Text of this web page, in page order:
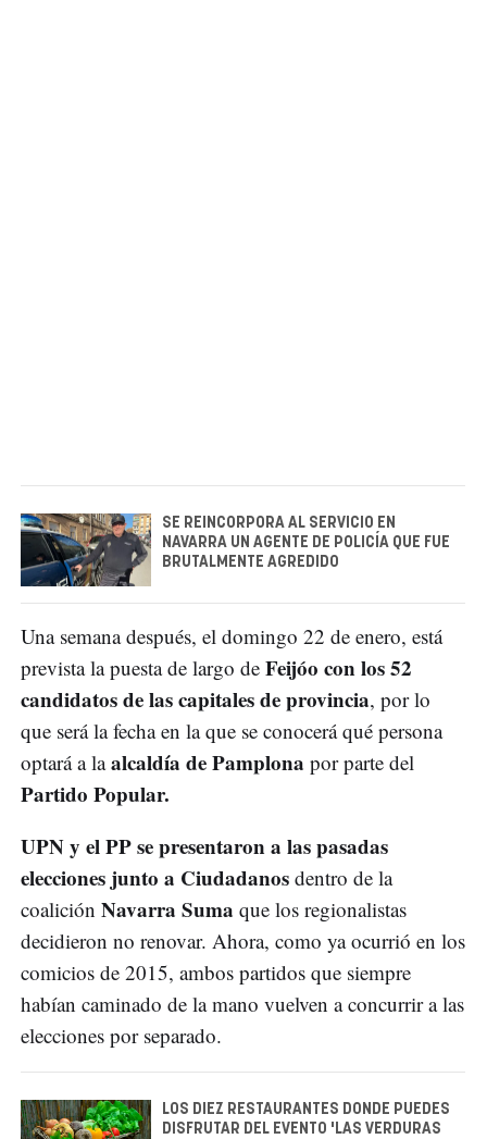
SE REINCORPORA AL SERVICIO EN
NAVARRA UN AGENTE DE POLICÍA QUE FUE
BRUTALMENTE AGREDIDO
Una semana después, el domingo 22 de enero, está
prevista la puesta de largo de Feijóo con los 52
candidatos de las capitales de provincia, por lo
que será la fecha en la que se conocerá qué persona
optará a laalcaldía de Pamplona por parte del
Partido Popular.
UPN y el PP se presentaron a las pasadas
elecciones junto a Ciudadanos dentro de la
coalición Navarra Suma que los regionalistas
decidieron no renovar. Ahora, como ya ocurrió en los
comicios de 2015, ambos partidos que siempre
habían caminado de la mano vuelven a concurrir a las
elecciones por separado.
LOS DIEZ RESTAURANTES DONDE PUEDES
DISFRUTAR DEL EVENTO 'LAS VERDURAS